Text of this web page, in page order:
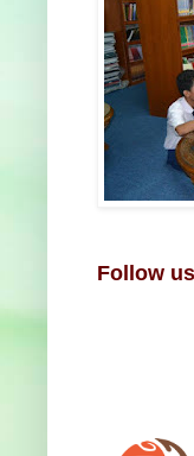
Follow